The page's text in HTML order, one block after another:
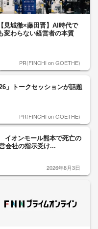
【見城徹×藤田晋】AI時代で
変わらない経営者の本質
PR(FINCHI on GOETHE)
」トークセッションが話題
PR(FINCHI on GOETHE)
イオンモール熊本で死亡の
会社の指示受け...
2026年8月3日